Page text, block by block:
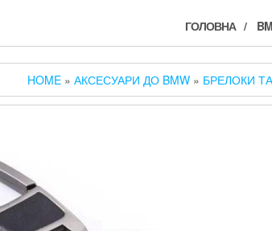
ГОЛОВНА
HOME » АКСЕСУАРИ ДО BMW » БРЕЛОКИ